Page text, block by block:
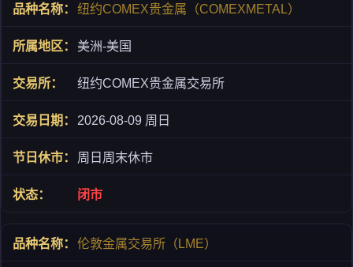
纽约COMEX贵金属（COMEXMETAL）
美洲-美国
纽约COMEX贵金属交易所
2026-08-09 周日
周日周末休市
闭市
伦敦金属交易所（LME）